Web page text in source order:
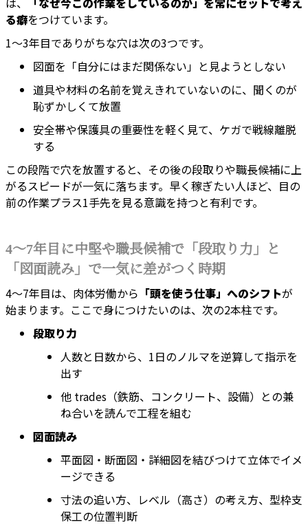
る癖をつけています。
1〜3年目でありがちな穴は次の3つです。
図面を「自分にはまだ関係ない」と見ようとしない
道具や材料の名前を覚えきれていないのに、聞くのが
恥ずかしくて放置
安全帯や保護具の重要性を軽く見て、ケガで戦線離脱
する
この段階で穴を放置すると、その後の段取りや職長候補に上
がるスピードが一気に落ちます。早く稼ぎたい人ほど、目の
前の作業プラス1手先を見る意識を持つと有利です。
4〜7年目に中堅や職長候補で「段取り力」と
「図面読み」で一気に差がつく時期
4〜7年目は、肉体労働から 「頭を使う仕事」へのシフトが
始まります。ここで身につけたいのは、次の2本柱です。
段取り力
人数と日数から、1日のノルマを逆算して指示を
出す
他 trades（鉄筋、コンクリート、設備）との兼
ね合いを読んで工程を組む
図面読み
平面図・断面図・詳細図を結びつけて立体でイメ
ージできる
寸法の追い方、レベル（高さ）の考え方、型枠支
保工の位置判断